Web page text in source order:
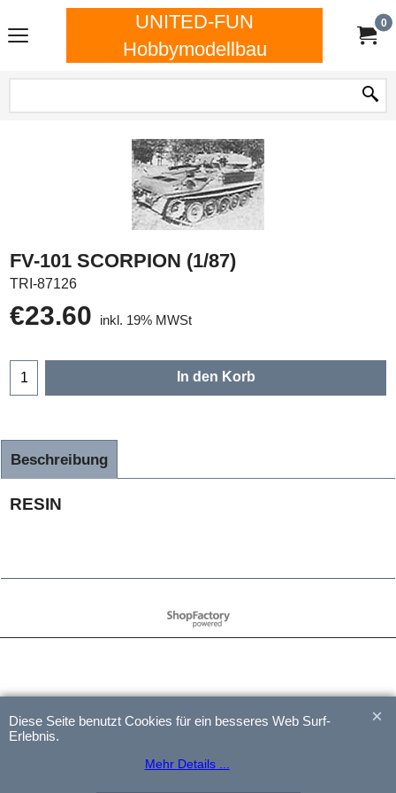
UNITED-FUN
Hobbymodellbau
0
FV-101 SCORPION (1/87)
TRI-87126
€23.60 inkl. 19% MWSt
In den Korb
Beschreibung
RESIN
WebShop erstellt mit
ShopFactory Shop
Diese Seite benutzt Cookies für ein besseres Web Surf-
Erlebnis.
Mehr Details ...